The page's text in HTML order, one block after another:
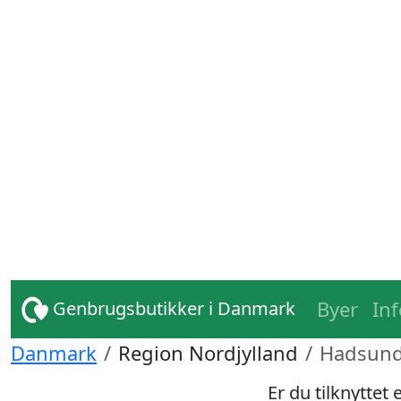
Genbrugsbutikker i Danmark Byer
Danmark
Region Nordjylland
Er du tilknyttet